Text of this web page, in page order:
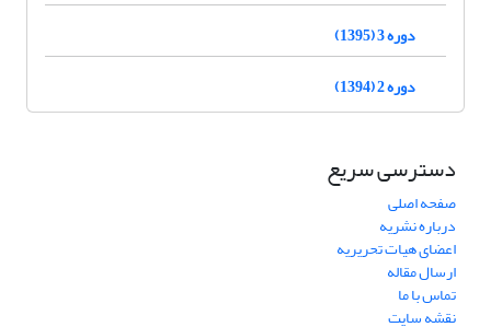
دوره 3 (1395)
دوره 2 (1394)
دسترسی سریع
صفحه اصلی
درباره نشریه
اعضای هیات تحریریه
ارسال مقاله
تماس با ما
نقشه سایت